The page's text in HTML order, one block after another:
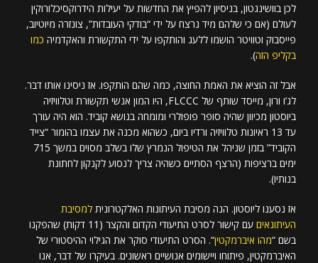
לכן בוושינגטון, בניסיון להפיץ את החדשות על יעילות הידרוקסיכלורוקין
לעולם (אם כי שלהם מיד נרצח על ידי “בודקי העובדות”, צונזרה מיוטיוב,
פייסבוק וטוויטר הושמו ללעג והותקפו על ידי התקשורת והאקדמיה כמו
בקליפ הזה).
אבל זה הוציא את האמת החוצה, כמה שהם הותקפו. אז ניסינו אותו דבר.
לג’ו ורון, מייסד שותף של FLCCC, היו המון אנשי תקשורת וטלוויזיה
ביוסטון מכיוון שהיה סופר פופולרי ומומחה בנושא קוביד. הוא היה עורך
עד 13 ראיונות טלוויזיה ורדיו ביום, כשהוא מכנה את עצמו בהומור “צייד
הקוביד” בזמן שניהל את הטיפול הנמרץ שלו בשלב מסוים במשך 715
ימים ברציפות (הרצף הסתיים כשהיה צריך לנסוע לקנקון לחתונת
בנותיו).
אז נסענו ליוסטון. הנה מסיבת העיתונות האלקטרוניתלמסיבת
העיתונאים
עם קישור לסרט התיעודי הקדום והקצר (11 דקות) שהפקנו
בשם “מהו איברמקטין“. הסרט התיעודי סוקר את הגילוי ההיסטורי של
האיברמקטין, פיתוחו ויישומים אנושיים ראשונים. בעיקרו של דבר, אנו